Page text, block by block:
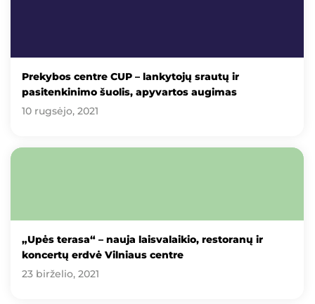
Prekybos centre CUP – lankytojų srautų ir
pasitenkinimo šuolis, apyvartos augimas
10 rugsėjo, 2021
„Upės terasa“ – nauja laisvalaikio, restoranų ir
koncertų erdvė Vilniaus centre
23 birželio, 2021